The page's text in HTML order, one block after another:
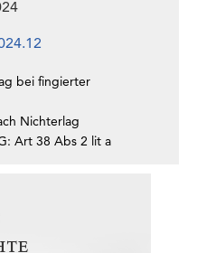
bei fingierter
Nichterlag
Art 38 Abs 2 lit a